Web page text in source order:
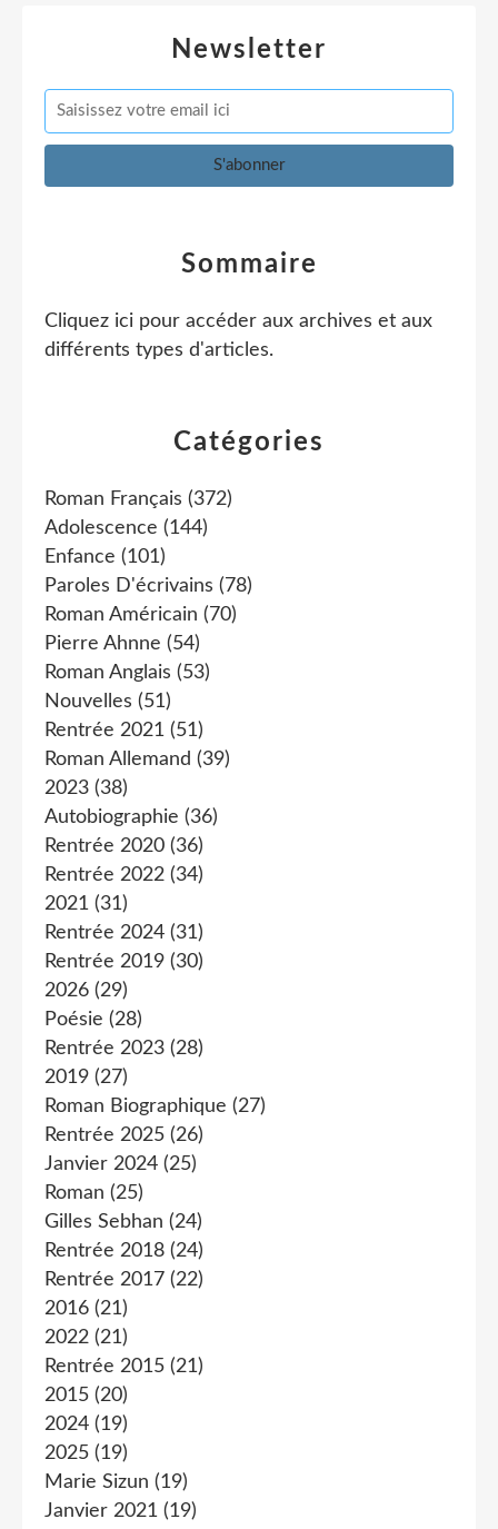
Newsletter
Catégories
Roman Français (372)
Adolescence (144)
Enfance (101)
Paroles D'écrivains (78)
Roman Américain (70)
Pierre Ahnne (54)
Roman Anglais (53)
Nouvelles (51)
Rentrée 2021 (51)
Roman Allemand (39)
2023 (38)
Autobiographie (36)
Rentrée 2020 (36)
Rentrée 2022 (34)
2021 (31)
Rentrée 2024 (31)
Rentrée 2019 (30)
2026 (29)
Poésie (28)
Rentrée 2023 (28)
2019 (27)
Roman Biographique (27)
Rentrée 2025 (26)
Janvier 2024 (25)
Roman (25)
Gilles Sebhan (24)
Rentrée 2018 (24)
Rentrée 2017 (22)
2016 (21)
2022 (21)
Rentrée 2015 (21)
2015 (20)
2024 (19)
2025 (19)
Marie Sizun (19)
Janvier 2021 (19)
Sommaire
Cliquez ici pour accéder aux archives et aux
différents types d'articles.